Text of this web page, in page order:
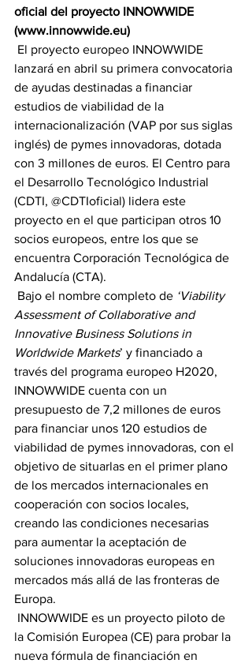
oficial del proyecto INNOWWIDE
(www.innowwide.eu)
El proyecto europeo INNOWWIDE
lanzará en abril su primera convocatoria
de ayudas destinadas a financiar
estudios de viabilidad de la
internacionalización (VAP por sus siglas
inglés) de pymes innovadoras, dotada
con 3 millones de euros. El Centro para
el Desarrollo Tecnológico Industrial
(CDTI, @CDTIoficial) lidera este
proyecto en el que participan otros 10
socios europeos, entre los que se
encuentra Corporación Tecnológica de
Andalucía (CTA).
Bajo el nombre completo de ‘Viability
Assessment of Collaborative and
Innovative Business Solutions in
Worldwide Markets’ y financiado a
través del programa europeo H2020,
INNOWWIDE cuenta con un
presupuesto de 7,2 millones de euros
para financiar unos 120 estudios de
viabilidad de pymes innovadoras, con el
objetivo de situarlas en el primer plano
de los mercados internacionales en
cooperación con socios locales,
creando las condiciones necesarias
para aumentar la aceptación de
soluciones innovadoras europeas en
mercados más allá de las fronteras de
Europa.
INNOWWIDE es un proyecto piloto de
la Comisión Europea (CE) para probar la
nueva fórmula de financiación en